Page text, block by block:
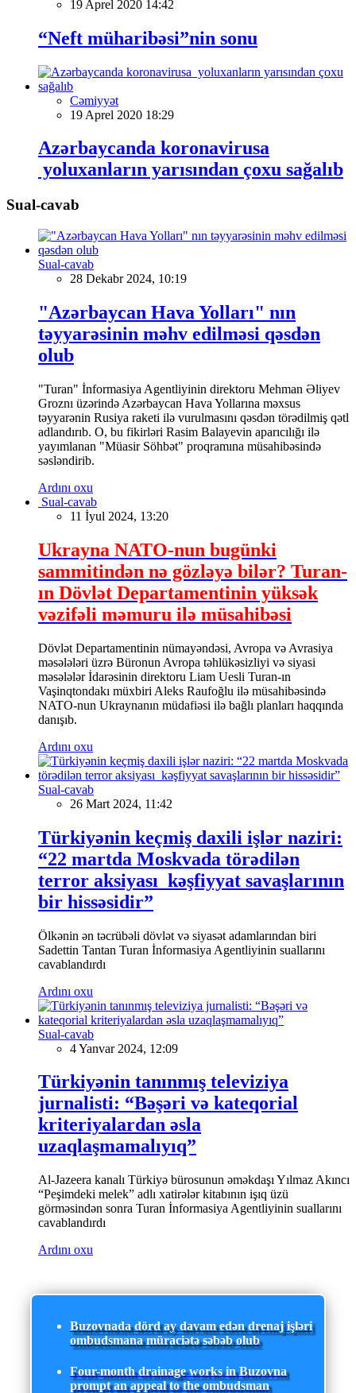
19 Aprel 2020 14:42
“Neft müharibəsi”nin sonu
Cəmiyyət
19 Aprel 2020 18:29
Azərbaycanda koronavirusa
yoluxanların yarısından çoxu sağalıb
Sual-cavab
Sual-cavab
28 Dekabr 2024, 10:19
"Azərbaycan Hava Yolları" nın
təyyarəsinin məhv edilməsi qəsdən
olub
"Turan" İnformasiya Agentliyinin direktoru Mehman Əliyev
Groznı üzərində Azərbaycan Hava Yollarına məxsus
təyyarənin Rusiya raketi ilə vurulmasını qəsdən törədilmiş qətl
adlandırıb. O, bu fikirləri Rasim Balayevin aparıcılığı ilə
yayımlanan "Müasir Söhbət" proqramına müsahibəsində
səsləndirib.
Ardını oxu
Sual-cavab
11 İyul 2024, 13:20
Ukrayna NATO-nun bugünki
sammitindən nə gözləyə bilər? Turan-
ın Dövlət Departamentinin yüksək
vəzifəli məmuru ilə müsahibəsi
Dövlət Departamentinin nümayəndəsi, Avropa və Avrasiya
məsələləri üzrə Büronun Avropa təhlükəsizliyi və siyasi
məsələlər İdarəsinin direktoru Liam Uesli Turan-ın
Vaşinqtondakı müxbiri Aleks Raufoğlu ilə müsahibəsində
NATO-nun Ukraynanın müdafiəsi ilə bağlı planları haqqında
danışıb.
Ardını oxu
Sual-cavab
26 Mart 2024, 11:42
Türkiyənin keçmiş daxili işlər naziri:
“22 martda Moskvada törədilən
terror aksiyası kəşfiyyat savaşlarının
bir hissəsidir”
Ölkənin ən təcrübəli dövlət və siyasət adamlarından biri
Sadettin Tantan Turan İnformasiya Agentliyinin suallarını
cavablandırdı
Ardını oxu
Sual-cavab
4 Yanvar 2024, 12:09
Türkiyənin tanınmış televiziya
jurnalisti: “Bəşəri və kateqorial
kriteriyalardan əsla
uzaqlaşmamalıyıq”
Al-Jazeera kanalı Türkiyə bürosunun əməkdaşı Yılmaz Akıncı
“Peşimdeki melek” adlı xatirələr kitabının işıq üzü
görməsindən sonra Turan İnformasiya Agentliyinin suallarını
cavablandırdı
Ardını oxu
Buzovnada dörd ay davam edən drenaj işləri
ombudsmana müraciətə səbəb olub
Four-month drainage works in Buzovna
prompt an appeal to the ombudsman